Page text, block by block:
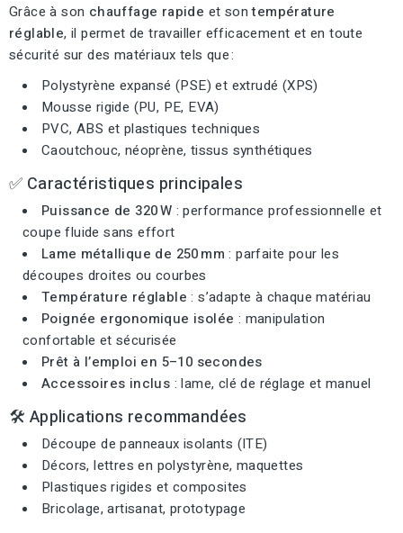
Grâce à son chauffage rapide et sontempérature
réglable, il permet de travailler efficacement et en toute
sécurité sur des matériaux tels que :
Polystyrène expansé (PSE) et extrudé (XPS)
Mousse rigide (PU, PE, EVA)
PVC, ABS et plastiques techniques
Caoutchouc, néoprène, tissus synthétiques
✅ Caractéristiques principales
Puissance de 320 W : performance professionnelle et
coupe fluide sans effort
Lame métallique de 250 mm : parfaite pour les
découpes droites ou courbes
Température réglable : s’adapte à chaque matériau
Poignée ergonomique isolée : manipulation
confortable et sécurisée
Prêt à l’emploi en 5–10 secondes
Accessoires inclus : lame, clé de réglage et manuel
🛠 Applications recommandées
Découpe de panneaux isolants (ITE)
Décors, lettres en polystyrène, maquettes
Plastiques rigides et composites
Bricolage, artisanat, prototypage